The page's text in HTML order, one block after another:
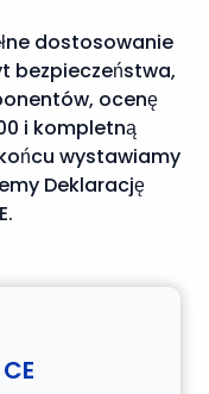
dostosowanie
bezpieczeństwa,
ocenę
i kompletną
wystawiamy
Deklarację